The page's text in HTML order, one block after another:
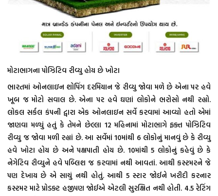
મોટાભાગના પોઝિટિવ રીવ્યુ હોય છે ખોટા
ભારતમાં ઓનલાઇન શોપિંગ દરમિયાન જે રીવ્યુ જોવા મળે છે એના પર હવે
ખૂબ જ મોટો સવાલ છે. એના પર હવે ઘણાં લોકોને ભરોસો નથી રહ્યો.
લોકલ સર્કલ કંપની દ્વારા એક ઓનલાઇન સર્વે કરવામાં આવ્યો હતો એમાં
જાણવા મળ્યું હતું કે તેમને છેલ્લા 12 મહિનામાં મોટાભાગે ફક્ત પોઝિટિવ
રીવ્યુ જ જોવા મળી રહ્યાં છે. આ સર્વેમાં 10માંથી 6 લોકોનું માનવું છે કે રીવ્યુ
હવે ખોટા હોય છે અને પક્ષપાતી હોય છે. 10માંથી 5 લોકોનું કહેવું છે કે
નેગેટિવ રીવ્યુને હવે પબ્લિશ જ કરવામાં નથી આવતાં. આથી કસ્ટમરને જે
પણ દેખાય છે એ સાચું નથી હોતું. આથી 5 સ્ટાર જોઈને ખરીદી કરનાર
કસ્ટમર માટે પ્રોડક્ટ હજીપણ જોઈએ એટલી સુરક્ષિત નથી હોતી. 4.5 રેટિંગ